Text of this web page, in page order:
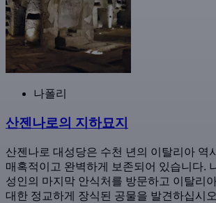
나폴리
산젠나로의 지하묘지
산젠나로 대성당은 수천 년의 이탈리아 역
매혹적이고 완벽하게 보존되어 있습니다.
성인의 마지막 안식처를 방문하고 이탈리
대한 정교하게 장식된 공물을 발견하십시